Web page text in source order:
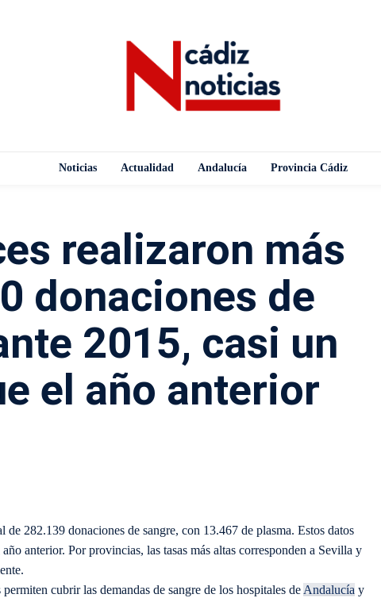
Noticias Actualidad Andalucía Provincia Cádiz
realizaron más
donaciones de
2015, casi un
el año anterior
282.139 donaciones de sangre, con 13.467 de plasma. Estos datos
anterior. Por provincias, las tasas más altas corresponden a Sevilla y
cubrir las demandas de sangre de los hospitales de Andalucía y